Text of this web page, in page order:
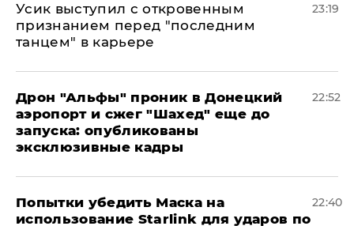
Усик выступил с откровенным
признанием перед "последним
танцем" в карьере
23:19
Дрон "Альфы" проник в Донецкий
аэропорт и сжег "Шахед" еще до
запуска: опубликованы
эксклюзивные кадры
22:52
Попытки убедить Маска на
использование Starlink для ударов по
22:40